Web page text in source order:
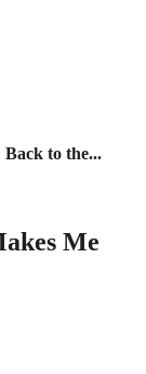
to the...
Me